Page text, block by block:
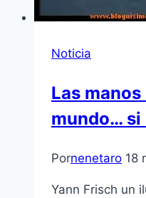
Noticia
Las
mundo… si
Pornenetaro 18
Yann Frisch un